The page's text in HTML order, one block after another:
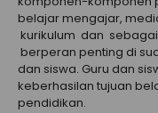
belajar mengajar,
kurikulum dan
berperan penting di
dan siswa. Guru dan
keberhasilan tujuan
pendidikan.